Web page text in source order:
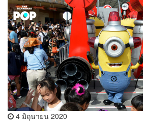
4 มิถุนายน 2020